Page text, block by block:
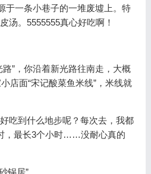
于一条小巷子的一堆废墟上。特
汤。5555555真心好吃啊！
”，你沿着新光路往南走，大概
店面“宋记酸菜鱼米线”，米线就
吃到什么地步呢？每次去，我都
，最长3个小时……没耐心真的
锅居”